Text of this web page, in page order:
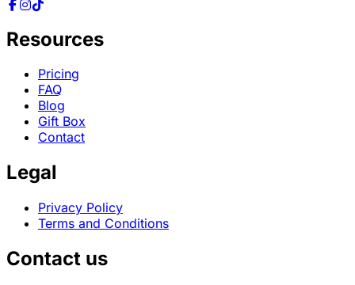
Resources
Pricing
FAQ
Blog
Gift Box
Contact
Legal
Privacy Policy
Terms and Conditions
Contact us